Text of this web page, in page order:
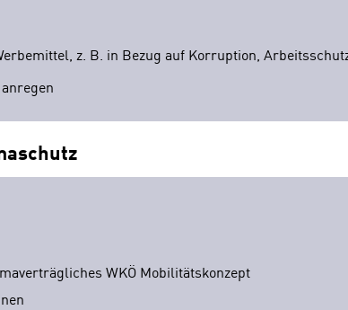
z. B. in Bezug auf Korruption,
WKÖ Mobilitätskonzept